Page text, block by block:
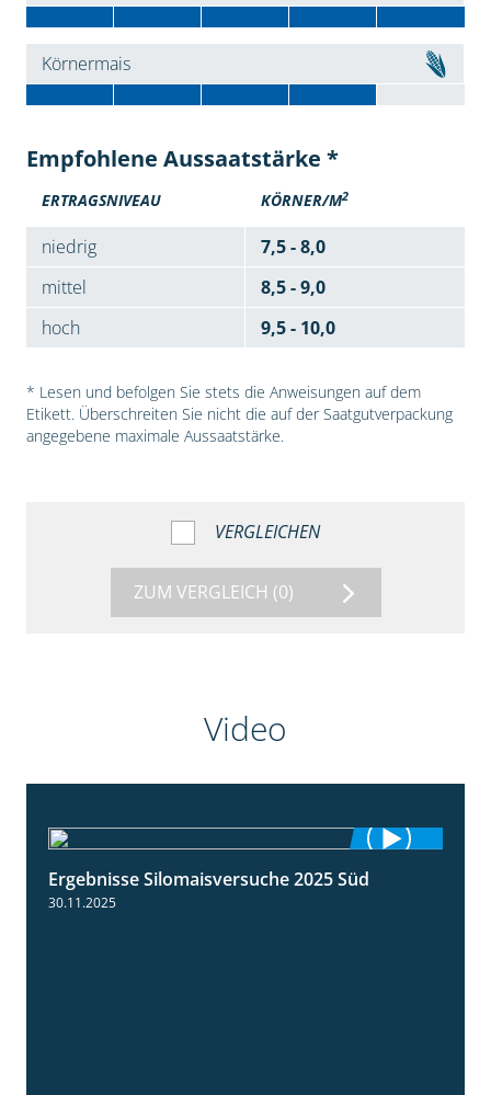
Körnermais
Empfohlene Aussaatstärke *
ERTRAGSNIVEAU KÖRNER/M2
niedrig
7,5 - 8,0
mittel
8,5 - 9,0
hoch
9,5 - 10,0
* Lesen und befolgen Sie stets die Anweisungen auf dem
Etikett. Überschreiten Sie nicht die auf der Saatgutverpackung
angegebene maximale Aussaatstärke.
VERGLEICHEN
ZUM VERGLEICH (0)
Video
Ergebnisse Silomaisversuche 2025 Süd
30.11.2025